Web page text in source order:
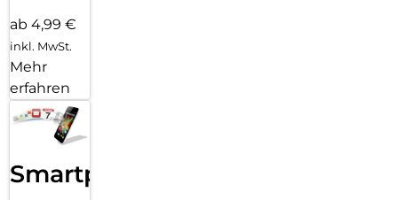
ab 4,99 €
inkl. MwSt.
Mehr
erfahren
Smartphone